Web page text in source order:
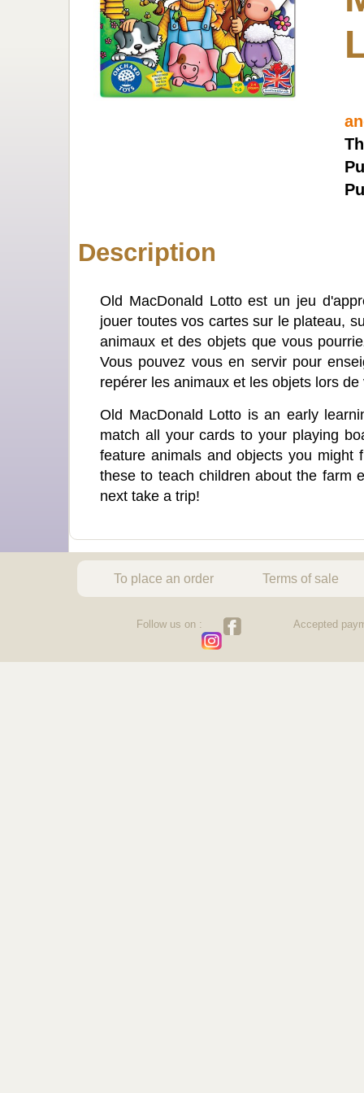
Description
Old MacDonald Lotto est un jeu
jouer toutes vos cartes sur le plateau,
animaux et des objets que vous
Vous pouvez vous en servir pour
repérer les animaux et les objets lors
Old MacDonald Lotto is an early
match all your cards to your playing
feature animals and objects you might
these to teach children about the farm
next take a trip!
To place an order Terms of sale
Follow us on : Accepted